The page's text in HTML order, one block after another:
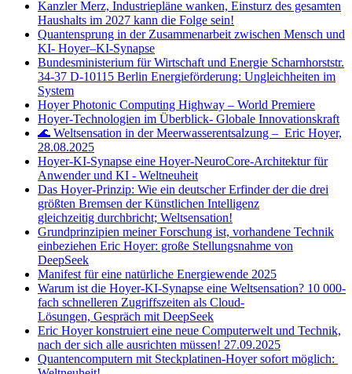
Kanzler Merz, Industriepläne wanken, Einsturz des gesamten
Haushalts im 2027 kann die Folge sein!
Quantensprung in der Zusammenarbeit zwischen Mensch und
KI- Hoyer–KI-Synapse
Bundesministerium für Wirtschaft und Energie Scharnhorststr.
34-37 D-10115 Berlin Energieförderung: Ungleichheiten im
System
Hoyer Photonic Computing Highway – World Premiere
Hoyer-Technologien im Überblick- Globale Innovationskraft
🌊 Weltsensation in der Meerwasserentsalzung – Eric Hoyer,
28.08.2025
Hoyer-KI-Synapse eine Hoyer-NeuroCore-Architektur für
Anwender und KI - Weltneuheit
Das Hoyer-Prinzip: Wie ein deutscher Erfinder der die drei
größten Bremsen der Künstlichen Intelligenz
gleichzeitig durchbricht; Weltsensation!
Grundprinzipien meiner Forschung ist, vorhandene Technik
einbeziehen Eric Hoyer: große Stellungsnahme von
DeepSeek
Manifest für eine natürliche Energiewende 2025
Warum ist die Hoyer-KI-Synapse eine Weltsensation? 10 000-
fach schnelleren Zugriffszeiten als Cloud-
Lösungen, Gespräch mit DeepSeek
Eric Hoyer konstruiert eine neue Computerwelt und Technik,
nach der sich alle ausrichten müssen! 27.09.2025
Quantencomputern mit Steckplatinen-Hoyer sofort möglich: